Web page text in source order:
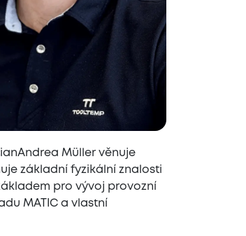
Müller věnuje
základní fyzikální znalosti
pro vývoj provozní
MATIC a vlastní